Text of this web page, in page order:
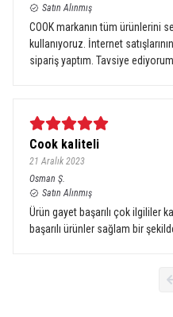
Satın Alınmış
COOK markanın tüm ürünlerini
kullanıyoruz. İnternet
sipariş yaptım. Tavsiye ediyorum.
Cook kaliteli
21 Aralık 2023
Osman Ş.
Satın Alınmış
Ürün gayet başarılı çok ilgililer
başarılı ürünler sağlam bir